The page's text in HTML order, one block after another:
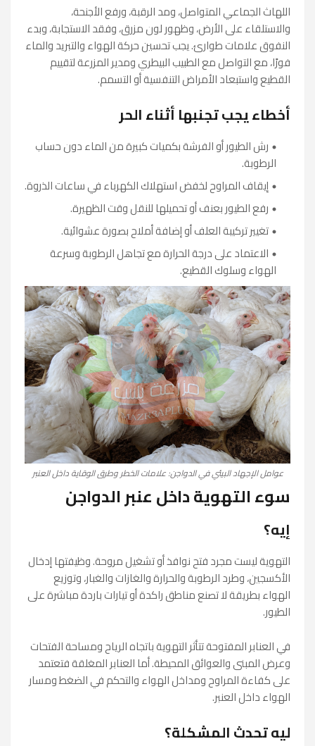
اللهاث الجماعي المتواصل، ومد الرقبة، ورفع الأجنحة،
والاستلقاء على الأرض، وظهور لون مزرق، وفقد الاستجابة، وبدء
النفوق علامات طوارئ. يجب تحسين حركة الهواء والتبريد والماء
فورًا، مع التواصل مع الطبيب البيطري ومدير المزرعة لتقييم
القطيع واستبعاد الأمراض التنفسية أو التسمم.
أخطاء يجب تجنبها أثناء الحر
رش الطيور أو الفرشة بكميات كبيرة من الماء دون حساب
الرطوبة.
إيقاف المراوح لخفض استهلاك الكهرباء في ساعات الذروة.
رفع الطيور بعنف أو تحميلها للنقل وقت الظهيرة.
تغيير تركيبة العلف أو إضافة أملاح بصورة عشوائية.
الاعتماد على درجة الحرارة مع تجاهل الرطوبة وسرعة
الهواء وسلوك القطيع.
عوامل الإجهاد البيئي في الدواجن: علامات الخطر وطرق الوقاية داخل العنبر
سوء التهوية داخل عنبر الدواجن
إيه؟
التهوية ليست مجرد فتح نوافذ أو تشغيل مروحة. وظيفتها إدخال
الأكسجين، وطرد الرطوبة والحرارة والغازات والغبار، وتوزيع
الهواء بطريقة لا تصنع مناطق راكدة أو تيارات باردة مباشرة على
الطيور.
في العنابر المفتوحة تتأثر التهوية باتجاه الرياح ومساحة الفتحات
وعرض المبنى والعوائق المحيطة. أما العنابر المغلقة فتعتمد
على كفاءة المراوح ومداخل الهواء والتحكم في الضغط ومسار
الهواء داخل العنبر.
ليه تحدث المشكلة؟